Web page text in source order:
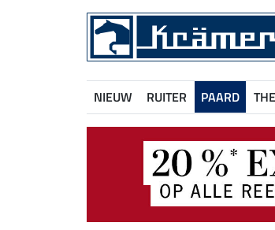
NIEUW RUITER PAARD